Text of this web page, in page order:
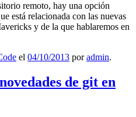
remoto, hay una opción
está relacionada con las nuevas
y de la que hablaremos en
el 04/10/2013 poradmin.
de git en